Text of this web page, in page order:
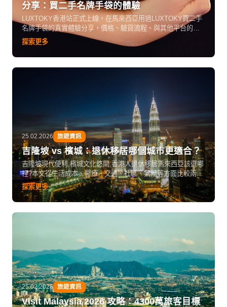
分享：買二手名牌手袋的體驗
LUXTOKY香港站正式上線，在馬來西亞用過LUXTOKY買二手
名牌手袋的真實體驗分享，價格、驗貨流程、與其他平台的比
較。
探索更多
25.02.2026 旅遊資訊
吉隆坡 vs 檳城：退休移居哪個城市更適合？
吉隆坡現代便利,檳城文化悠閒,香港人退休移居馬來西亞該選哪
裡?本文從生活成本、醫療、交通、社區、氣候等方面比較兩地
優劣,助你找到理想退休城市。
探索更多
25.02.2026 旅遊資訊
Visit Malaysia 2026 攻略：4300萬旅客目標